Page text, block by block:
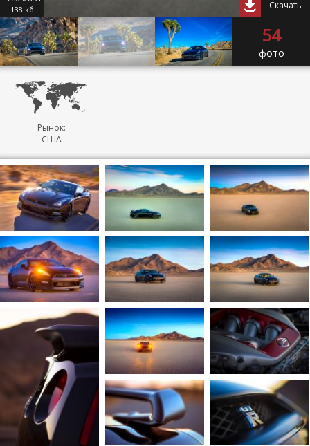
138 кб
Скачать
54
фото
Рынок:
США